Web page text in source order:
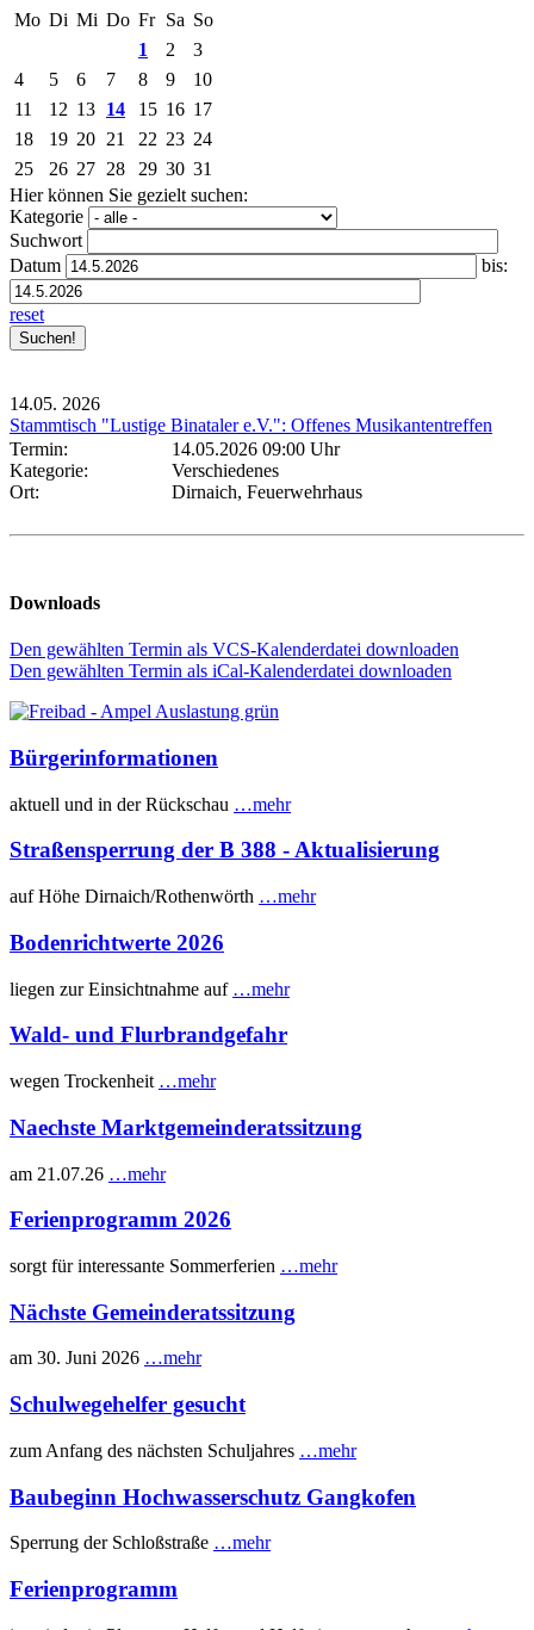
Mo Di Mi Do Fr Sa So
1
2
3
4
5 6 7 8 9
10
11
12 13 14 15 16 17
18
19 20 21 22 23 24
25
26 27 28 29 30 31
Hier können Sie gezielt suchen:
Kategorie
Suchwort
Datum
bis:
reset
14.05. 2026
Stammtisch "Lustige Binataler e.V.": Offenes Musikantentreffen
Termin:
14.05.2026 09:00 Uhr
Kategorie:
Verschiedenes
Ort:
Dirnaich, Feuerwehrhaus
Downloads
Den gewählten Termin als VCS-Kalenderdatei downloaden
Den gewählten Termin als iCal-Kalenderdatei downloaden
Bürgerinformationen
aktuell und in der Rückschau …mehr
Straßensperrung der B 388 - Aktualisierung
auf Höhe Dirnaich/Rothenwörth …mehr
Bodenrichtwerte 2026
liegen zur Einsichtnahme auf …mehr
Wald- und Flurbrandgefahr
wegen Trockenheit …mehr
Naechste Marktgemeinderatssitzung
am 21.07.26 …mehr
Ferienprogramm 2026
sorgt für interessante Sommerferien …mehr
Nächste Gemeinderatssitzung
am 30. Juni 2026 …mehr
Schulwegehelfer gesucht
zum Anfang des nächsten Schuljahres …mehr
Baubeginn Hochwasserschutz Gangkofen
Sperrung der Schloßstraße …mehr
Ferienprogramm